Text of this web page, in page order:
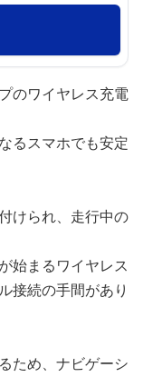
のワイヤレス充電
るスマホでも安定
けられ、走行中の
始まるワイヤレス
接続の手間があり
ため、ナビゲーシ